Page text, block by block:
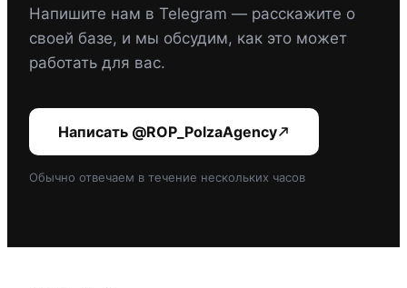
Напишите нам в Telegram — расскажите о
своей базе, и мы обсудим, как это может
работать для вас.
Написать @ROP_PolzaAgency
Обычно отвечаем в течение нескольких часов